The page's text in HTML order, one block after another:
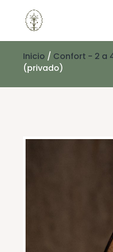
Inicio / Confort - 2 a
(privado)